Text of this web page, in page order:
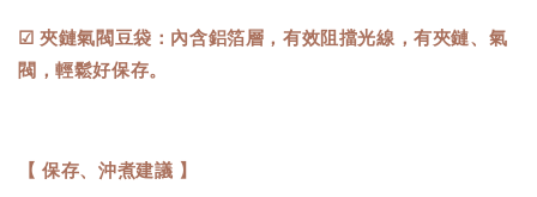
☑ 夾鏈氣閥豆袋：內含鋁箔層，有效阻擋光線，有夾鏈、氣
閥，輕鬆好保存。
【 保存、沖煮建議 】